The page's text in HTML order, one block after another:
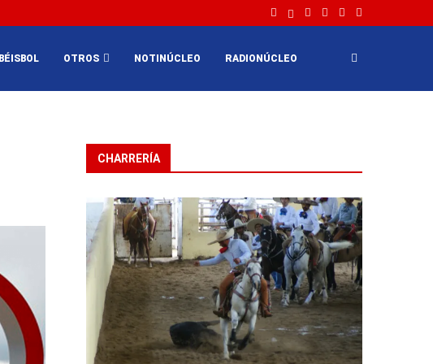
BÉISBOL OTROS NOTINÚCLEO RADIONÚCLEO
CHARRERÍA